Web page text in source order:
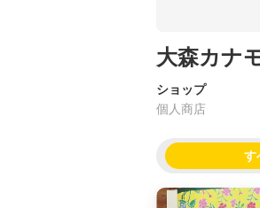
大森カナ
ショップ
個人商店
す